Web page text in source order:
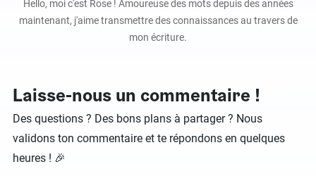
Hello, moi c'est Rose ! Amoureuse des mots depuis des années
maintenant, j'aime transmettre des connaissances au travers de
mon écriture.
Laisse-nous un commentaire !
Des questions ? Des bons plans à partager ? Nous
validons ton commentaire et te répondons en quelques
heures ! 🎉